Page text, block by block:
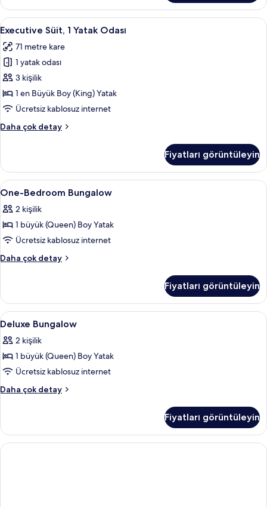
fazla
detay
Executive
Süit,
1
Yatak
Odası
için
tüm
görün
Executive Süit, 1 Yatak Odası |
8
Executive Süit, 1 Yatak Odası
71 metre kare
1 yatak odası
3 kişilik
1 en Büyük Boy (King) Yatak
Ücretsiz kablosuz internet
Daha çok detay
Executive
Odası
hakkında
daha
detay
Fiyatları görüntüleyin
One-
Bedroom
Bungalow
için
tüm
fotoğrafları
Odada kasa, masa, dizüstü bilgisayar
7
One-Bedroom Bungalow
2 kişilik
1 büyük (Queen) Boy Yatak
Ücretsiz kablosuz internet
Daha çok detay
One-
daha
fazla
detay
Fiyatları görüntüleyin
Deluxe
Bungalow
için
tüm
fotoğrafları
görün
Odada kasa, masa, dizüstü bilgisayar
4
Deluxe Bungalow
2 kişilik
1 büyük (Queen) Boy Yatak
Ücretsiz kablosuz internet
Daha çok detay
Deluxe
fazla
detay
Fiyatları görüntüleyin